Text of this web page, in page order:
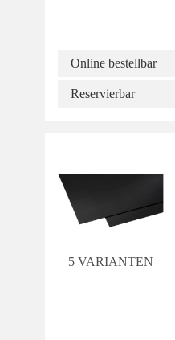
Online bestellbar
Reservierbar
5 VARIANTEN